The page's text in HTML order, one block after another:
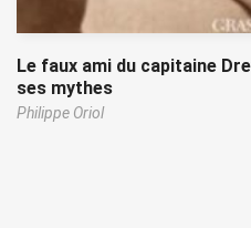
Le faux ami du capitaine
ses mythes
Philippe Oriol